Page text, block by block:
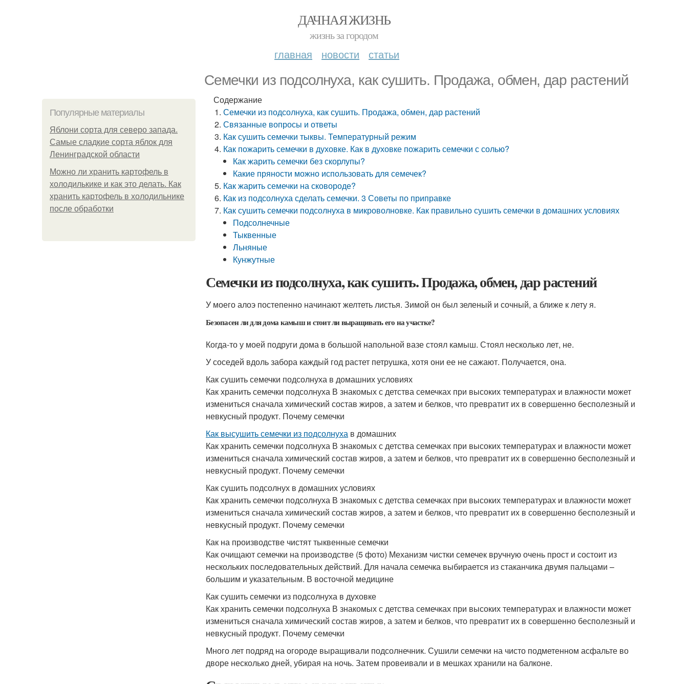
ДАЧНАЯ ЖИЗНЬ
жизнь за городом
главная новости статьи
Семечки из подсолнуха, как сушить. Продажа, обмен, дар растений
Популярные материалы
Яблони сорта для северо запада.
Самые сладкие сорта яблок для
Ленинградской области
Можно ли хранить картофель в
холодилькике и как это делать. Как
хранить картофель в холодильнике
после обработки
Содержание
Семечки из подсолнуха, как сушить. Продажа, обмен, дар растений
Связанные вопросы и ответы
Как сушить семечки тыквы. Температурный режим
Как пожарить семечки в духовке. Как в духовке пожарить семечки с солью?
Как жарить семечки без скорлупы?
Какие пряности можно использовать для семечек?
Как жарить семечки на сковороде?
Как из подсолнуха сделать семечки. 3 Советы по приправке
Как сушить семечки подсолнуха в микроволновке. Как правильно сушить семечки в домашних условиях
Подсолнечные
Тыквенные
Льняные
Кунжутные
Семечки из подсолнуха, как сушить. Продажа, обмен, дар растений
У моего алоэ постепенно начинают желтеть листья. Зимой он был зеленый и сочный, а ближе к лету я.
Безопасен ли для дома камыш и стоит ли выращивать его на участке?
Когда-то у моей подруги дома в большой напольной вазе стоял камыш. Стоял несколько лет, не.
У соседей вдоль забора каждый год растет петрушка, хотя они ее не сажают. Получается, она.
Как сушить семечки подсолнуха в домашних условиях
Как хранить семечки подсолнуха В знакомых с детства семечках при высоких температурах и влажности может
измениться сначала химический состав жиров, а затем и белков, что превратит их в совершенно бесполезный и
невкусный продукт. Почему семечки
Как высушить семечки из подсолнуха в домашних
Как хранить семечки подсолнуха В знакомых с детства семечках при высоких температурах и влажности может
измениться сначала химический состав жиров, а затем и белков, что превратит их в совершенно бесполезный и
невкусный продукт. Почему семечки
Как сушить подсолнух в домашних условиях
Как хранить семечки подсолнуха В знакомых с детства семечках при высоких температурах и влажности может
измениться сначала химический состав жиров, а затем и белков, что превратит их в совершенно бесполезный и
невкусный продукт. Почему семечки
Как на производстве чистят тыквенные семечки
Как очищают семечки на производстве (5 фото) Механизм чистки семечек вручную очень прост и состоит из
нескольких последовательных действий. Для начала семечка выбирается из стаканчика двумя пальцами –
большим и указательным. В восточной медицине
Как сушить семечки из подсолнуха в духовке
Как хранить семечки подсолнуха В знакомых с детства семечках при высоких температурах и влажности может
измениться сначала химический состав жиров, а затем и белков, что превратит их в совершенно бесполезный и
невкусный продукт. Почему семечки
Много лет подряд на огороде выращивали подсолнечник. Сушили семечки на чисто подметенном асфальте во
дворе несколько дней, убирая на ночь. Затем провеивали и в мешках хранили на балконе.